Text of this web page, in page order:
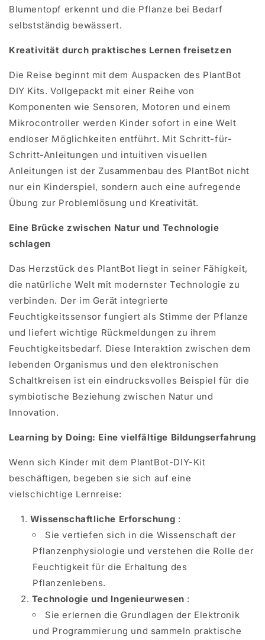
Blumentopf erkennt und die Pflanze bei Bedarf
selbstständig bewässert.
Kreativität durch praktisches Lernen freisetzen
Die Reise beginnt mit dem Auspacken des PlantBot
DIY Kits. Vollgepackt mit einer Reihe von
Komponenten wie Sensoren, Motoren und einem
Mikrocontroller werden Kinder sofort in eine Welt
endloser Möglichkeiten entführt. Mit Schritt-für-
Schritt-Anleitungen und intuitiven visuellen
Anleitungen ist der Zusammenbau des PlantBot nicht
nur ein Kinderspiel, sondern auch eine aufregende
Übung zur Problemlösung und Kreativität.
Eine Brücke zwischen Natur und Technologie
schlagen
Das Herzstück des PlantBot liegt in seiner Fähigkeit,
die natürliche Welt mit modernster Technologie zu
verbinden. Der im Gerät integrierte
Feuchtigkeitssensor fungiert als Stimme der Pflanze
und liefert wichtige Rückmeldungen zu ihrem
Feuchtigkeitsbedarf. Diese Interaktion zwischen dem
lebenden Organismus und den elektronischen
Schaltkreisen ist ein eindrucksvolles Beispiel für die
symbiotische Beziehung zwischen Natur und
Innovation.
Learning by Doing: Eine vielfältige Bildungserfahrung
Wenn sich Kinder mit dem PlantBot-DIY-Kit
beschäftigen, begeben sie sich auf eine
vielschichtige Lernreise:
Wissenschaftliche Erforschung :
Sie vertiefen sich in die Wissenschaft der
Pflanzenphysiologie und verstehen die Rolle der
Feuchtigkeit für die Erhaltung des
Pflanzenlebens.
Technologie und Ingenieurwesen :
Sie erlernen die Grundlagen der Elektronik
und Programmierung und sammeln praktische